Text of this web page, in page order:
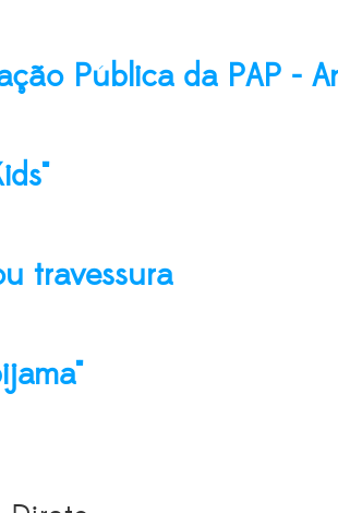
Pública da PAP -
travessura